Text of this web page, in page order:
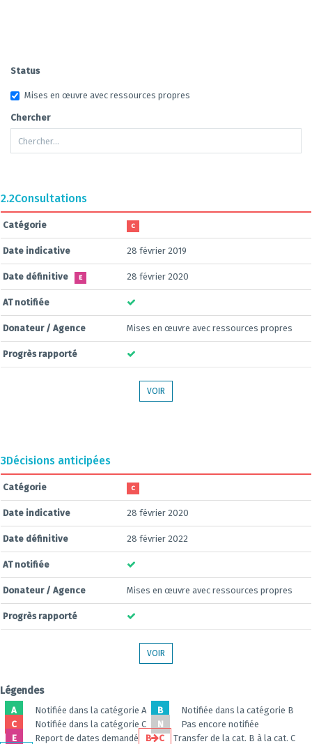
Status
Mises en œuvre avec ressources propres
Chercher
2.2Consultations
Catégorie C
Date indicative 28 février 2019
Date définitive E 28 février 2020
AT notifiée
Donateur / Agence Mises en œuvre avec ressources propres
Progrès rapporté
VOIR
3Décisions anticipées
Catégorie C
Date indicative 28 février 2020
Date définitive 28 février 2022
AT notifiée
Donateur / Agence Mises en œuvre avec ressources propres
Progrès rapporté
VOIR
Légendes
A Notifiée dans la catégorie A B
Notifiée dans la catégorie B
C
Notifiée dans la catégorie C N
Pas encore notifiée
E
Report de dates demandé B C
Transfer de la cat. B à la cat. C